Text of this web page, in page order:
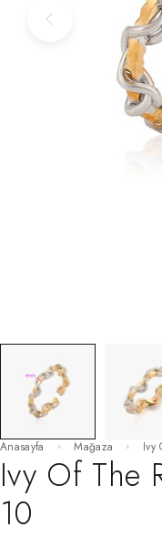
Anasayfa Mağaza Ivy
Ivy Of The
10